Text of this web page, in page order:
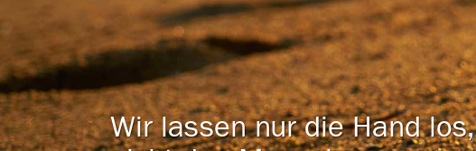
Wir lassen nur die Hand los,